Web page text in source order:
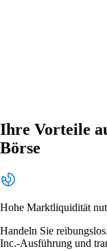
Ihre Vorteile
Börse
Hohe Marktliquidität
Handeln Sie
Inc.-Ausführung und